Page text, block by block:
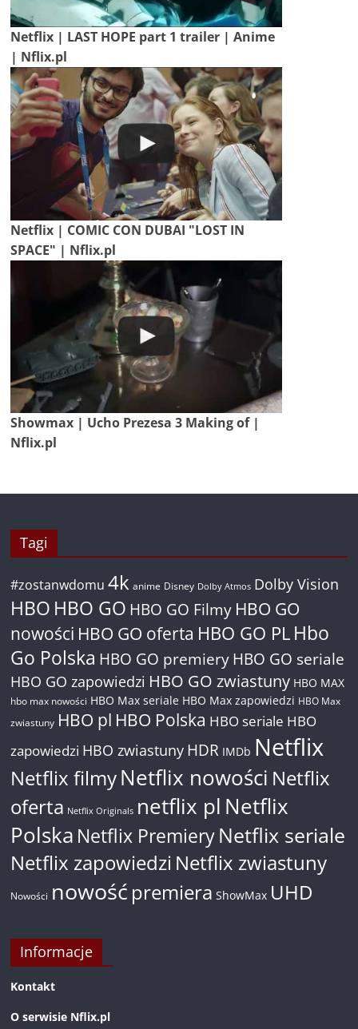
Netflix | LAST HOPE part 1 trailer | Anime
| Nflix.pl
Netflix | COMIC CON DUBAI "LOST IN
SPACE" | Nflix.pl
Showmax | Ucho Prezesa 3 Making of |
Nflix.pl
Tagi
#zostanwdomu 4k anime Disney Dolby Atmos Dolby Vision
HBO HBO GO HBO GO Filmy HBO GO
nowości HBO GO oferta HBO GO PL Hbo
Go Polska HBO GO premiery HBO GO seriale
HBO GO zapowiedzi HBO GO zwiastuny HBO MAX
hbo max nowości HBO Max seriale HBO Max zapowiedzi HBO Max
zwiastuny HBO pl HBO Polska HBO seriale HBO
zapowiedzi HBO zwiastuny HDR IMDb Netflix
Netflix filmyNetflix nowości Netflix
oferta Netflix Originals netflix pl Netflix
Polska Netflix PremieryNetflix seriale
Netflix zapowiedzi Netflix zwiastuny
Nowości nowość premiera ShowMax UHD
Informacje
Kontakt
O serwisie Nflix.pl